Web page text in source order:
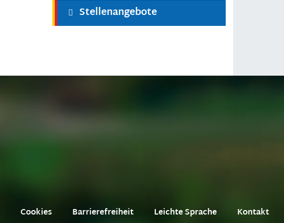
Stellenangebote
Cookies Barrierefreiheit Leichte Sprache Kontakt